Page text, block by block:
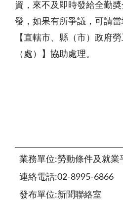
資，來不及即時發給全勤
發，如果有所爭議，可請
【直轄市、縣（市）政府
（處）】協助處理。
業務單位:勞動條件及就業
連絡電話:02-8995-6866
發布單位:新聞聯絡室